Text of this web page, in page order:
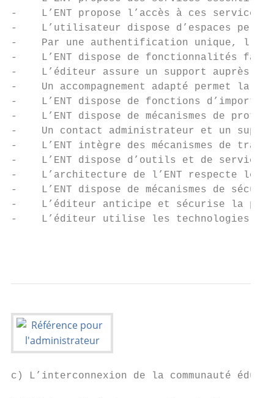
-    L’ENT propose l’accès à ces
-    L’utilisateur dispose d’espaces
-    Par une authentification unique,
-    L’ENT dispose de fonctionnalités
-    L’éditeur assure un support auprès
-    Un accompagnement adapté permet la
-    L’ENT dispose de fonctions d’import
-    L’ENT dispose de mécanismes de
-    Un contact administrateur et un
-    L’ENT intègre des mécanismes de
-    L’ENT dispose d’outils et de services
-    L’architecture de l’ENT respecte les
-    L’ENT dispose de mécanismes de
-    L’éditeur anticipe et sécurise la
-    L’éditeur utilise les technologies SSO
c) L’interconnexion de la communauté